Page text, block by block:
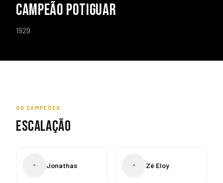
CAMPEÃO POTIGUAR
1929
OS CAMPEÕES
ESCALAÇÃO
• Jonathas • Zé Eloy